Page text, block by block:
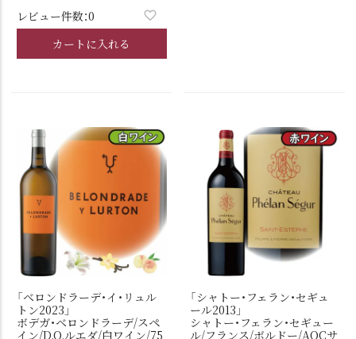
レビュー件数：0
カートに入れる
「ベロンドラーデ・イ・リュル
トン2023」
ボデガ・ベロンドラーデ/スペ
イン/D.O.ルエダ/白ワイン/75
「シャトー・フェラン・セギュ
ール2013」
シャトー・フェラン・セギュー
ル/フランス/ボルドー/AOCサ